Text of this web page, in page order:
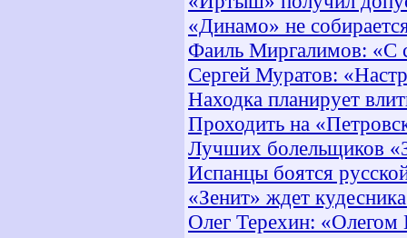
«Динамо» не
Фаиль Миргалимов: «С
Сергей Муратов:
Находка планирует
Проходить на
Лучших болельщиков
Испанцы боятся
«Зенит» ждет
Олег Терехин: «Олегом